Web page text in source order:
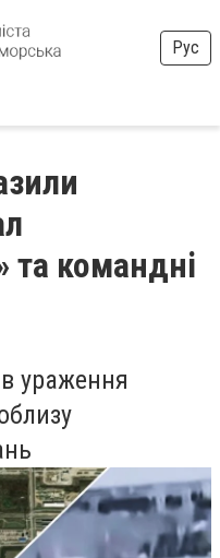
Рус
та командні
ураження